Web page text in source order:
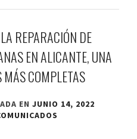
REPARACIÓN DE
EN ALICANTE, UNA
MÁS COMPLETAS
ENJUNIO 14, 2022